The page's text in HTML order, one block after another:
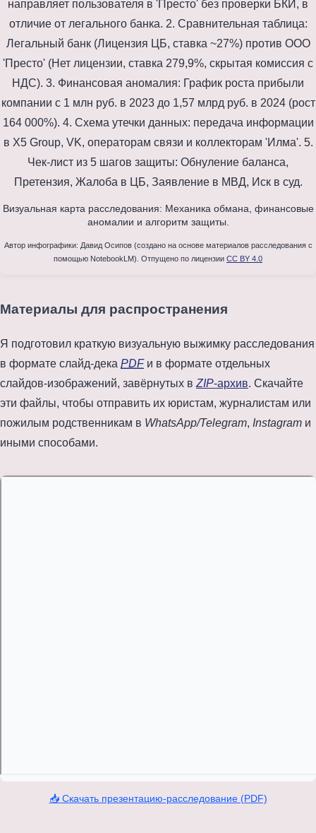
Визуальная карта расследования: Механика обмана, финансовые
аномалии и алгоритм защиты.
Автор инфографики: Давид Осипов (создано на основе материалов расследования с
помощью NotebookLM). Отпущено по лицензии CC BY 4.0
Материалы для распространения
Я подготовил краткую визуальную выжимку расследования
в формате слайд-дека PDFи в формате отдельных
слайдов-изображений, завёрнутых в ZIP-архив. Скачайте
эти файлы, чтобы отправить их юристам, журналистам или
пожилым родственникам в WhatsApp/Telegram, Instagram и
иными способами.
📥 Скачать презентацию-расследование (PDF)